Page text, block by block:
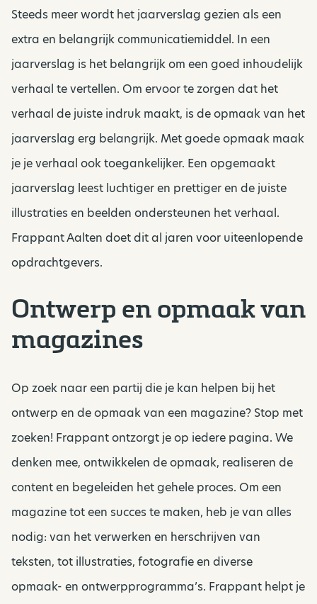
Steeds meer wordt het jaarverslag gezien als een
extra en belangrijk communicatiemiddel. In een
jaarverslag is het belangrijk om een goed inhoudelijk
verhaal te vertellen. Om ervoor te zorgen dat het
verhaal de juiste indruk maakt, is de opmaak van het
jaarverslag erg belangrijk. Met goede opmaak maak
je je verhaal ook toegankelijker. Een opgemaakt
jaarverslag leest luchtiger en prettiger en de juiste
illustraties en beelden ondersteunen het verhaal.
Frappant Aalten doet dit al jaren voor uiteenlopende
opdrachtgevers.
Ontwerp en opmaak van
magazines
Op zoek naar een partij die je kan helpen bij het
ontwerp en de opmaak van een magazine? Stop met
zoeken! Frappant ontzorgt je op iedere pagina. We
denken mee, ontwikkelen de opmaak, realiseren de
content en begeleiden het gehele proces. Om een
magazine tot een succes te maken, heb je van alles
nodig: van het verwerken en herschrijven van
teksten, tot illustraties, fotografie en diverse
opmaak- en ontwerpprogramma’s. Frappant helpt je